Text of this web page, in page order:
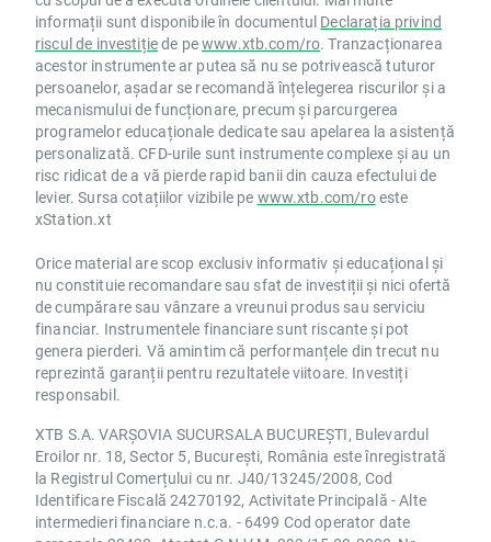
informații sunt disponibile în documentul Declarația privind
riscul de investițiede pewww.xtb.com/ro. Tranzacționarea
acestor instrumente ar putea să nu se potrivească tuturor
persoanelor, așadar se recomandă înțelegerea riscurilor și a
mecanismului de funcționare, precum și parcurgerea
programelor educaționale dedicate sau apelarea la asistență
personalizată. CFD-urile sunt instrumente complexe și au un
risc ridicat de a vă pierde rapid banii din cauza efectului de
levier. Sursa cotațiilor vizibile pe www.xtb.com/roeste
xStation.xt
Orice material are scop exclusiv informativ și educațional și
nu constituie recomandare sau sfat de investiții și nici ofertă
de cumpărare sau vânzare a vreunui produs sau serviciu
financiar. Instrumentele financiare sunt riscante și pot
genera pierderi. Vă amintim că performanțele din trecut nu
reprezintă garanții pentru rezultatele viitoare. Investiți
responsabil.
XTB S.A. VARȘOVIA SUCURSALA BUCUREȘTI, Bulevardul
Eroilor nr. 18, Sector 5, București, România este înregistrată
la Registrul Comerțului cu nr. J40/13245/2008, Cod
Identificare Fiscală 24270192, Activitate Principală - Alte
intermedieri financiare n.c.a. - 6499 Cod operator date